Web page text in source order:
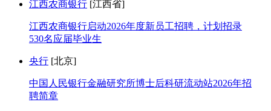
江西农商银行 [江西省]
江西农商银行启动2026年度新员工招聘，计划招录
530名应届毕业生
央行 [北京]
中国人民银行金融研究所博士后科研流动站2026年招
聘简章